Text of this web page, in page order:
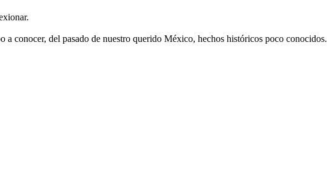
conocer, del pasado de nuestro querido México, hechos históricos poco conocidos.